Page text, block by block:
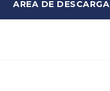
AREA DE DESCARGA